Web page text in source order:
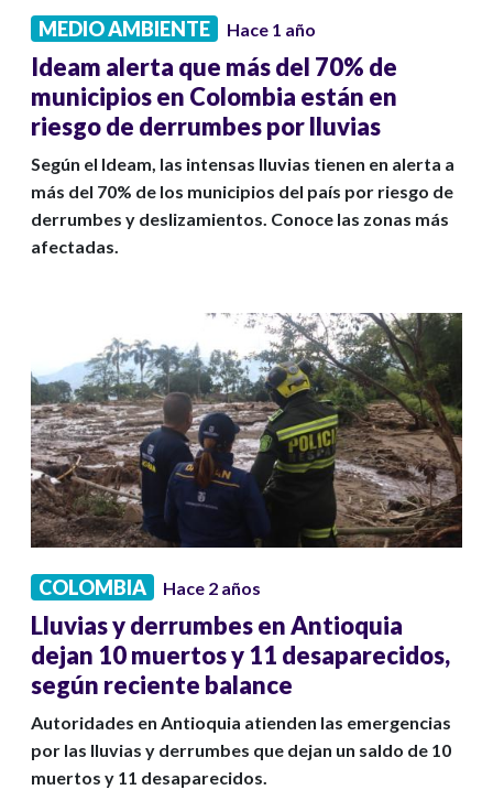
MEDIO AMBIENTE Hace 1 año
Ideam alerta que más del 70% de
municipios en Colombia están en
riesgo de derrumbes por lluvias
Según el Ideam, las intensas lluvias tienen en alerta a
más del 70% de los municipios del país por riesgo de
derrumbes y deslizamientos. Conoce las zonas más
afectadas.
COLOMBIA Hace 2 años
Lluvias y derrumbes en Antioquia
dejan 10 muertos y 11 desaparecidos,
según reciente balance
Autoridades en Antioquia atienden las emergencias
por las lluvias y derrumbes que dejan un saldo de 10
muertos y 11 desaparecidos.